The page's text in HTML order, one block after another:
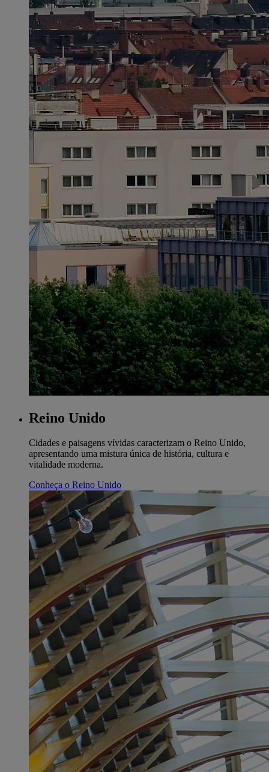
Reino Unido
Cidades e paisagens vívidas caracterizam o Reino Unido,
apresentando uma mistura única de história, cultura e
vitalidade moderna.
Conheça o Reino Unido